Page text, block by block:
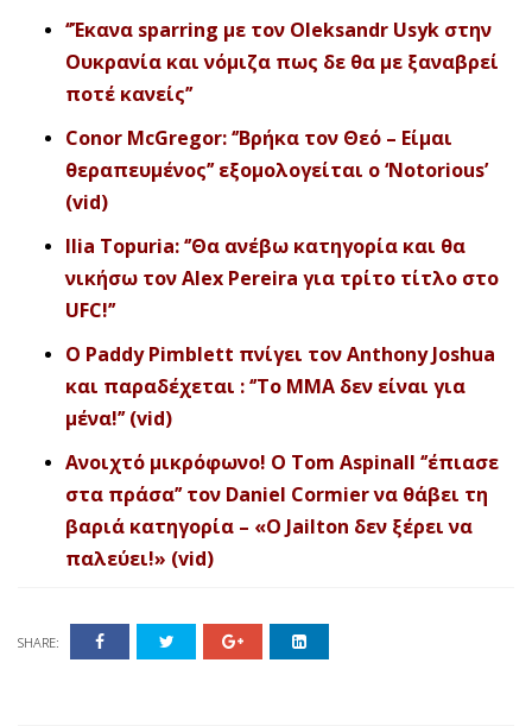
‘’Έκανα sparring με τον Oleksandr Usyk στην
Ουκρανία και νόμιζα πως δε θα με ξαναβρεί
ποτέ κανείς’’
Conor McGregor: ‘’Βρήκα τον Θεό – Είμαι
θεραπευμένος’’ εξομολογείται ο ‘Notorious’
(vid)
Ilia Topuria: ‘’Θα ανέβω κατηγορία και θα
νικήσω τον Alex Pereira για τρίτο τίτλο στο
UFC!’’
Ο Paddy Pimblett πνίγει τον Anthony Joshua
και παραδέχεται : ‘’Το ΜΜΑ δεν είναι για
μένα!’’ (vid)
Ανοιχτό μικρόφωνο! Ο Tom Aspinall ‘’έπιασε
στα πράσα’’ τον Daniel Cormier να θάβει τη
βαριά κατηγορία – «Ο Jailton δεν ξέρει να
παλεύει!» (vid)
SHARE: